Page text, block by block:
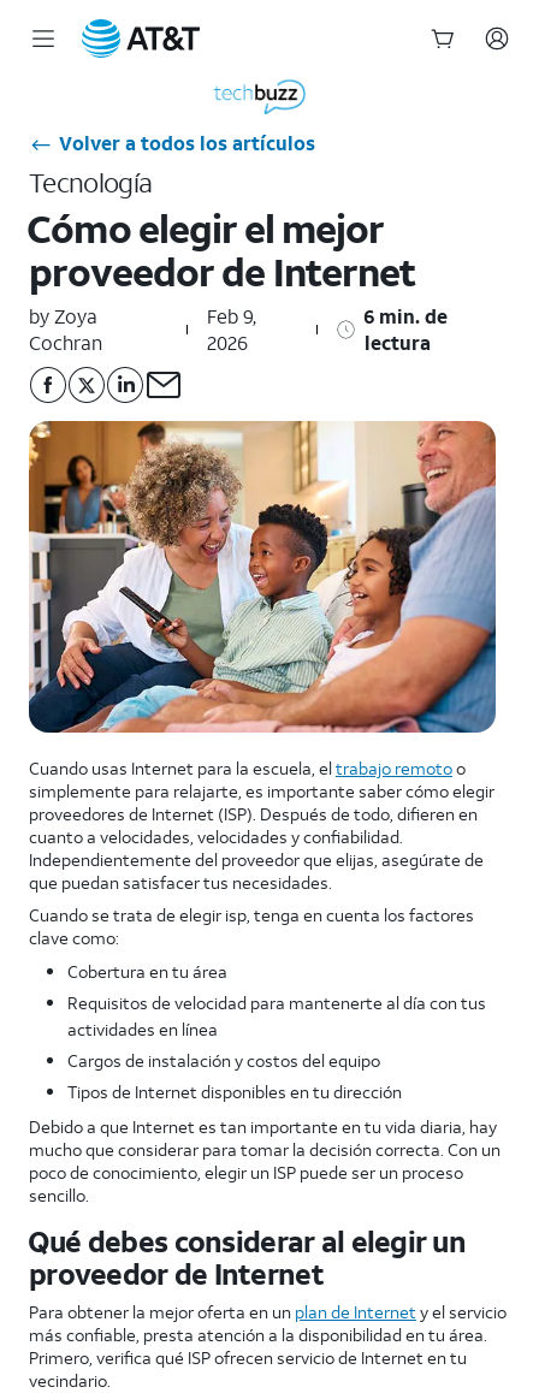
Volver a todos los artículos
Tecnología
Cómo elegir el mejor
proveedor de Internet
by Zoya
Cochran
Feb 9,
2026
6 min. de
lectura
Cuando usas Internet para la escuela, eltrabajo remotoo
simplemente para relajarte, es importante saber cómo elegir
proveedores de Internet (ISP). Después de todo, difieren en
cuanto a velocidades, velocidades y confiabilidad.
Independientemente del proveedor que elijas, asegúrate de
que puedan satisfacer tus necesidades.
Cuando se trata de elegir isp, tenga en cuenta los factores
clave como:
Cobertura en tu área
Requisitos de velocidad para mantenerte al día con tus
actividades en línea
Cargos de instalación y costos del equipo
Tipos de Internet disponibles en tu dirección
Debido a que Internet es tan importante en tu vida diaria, hay
mucho que considerar para tomar la decisión correcta. Con un
poco de conocimiento, elegir un ISP puede ser un proceso
sencillo.
Qué debes considerar al elegir un
proveedor de Internet
Para obtener la mejor oferta en un plan de Internet y el servicio
más confiable, presta atención a la disponibilidad en tu área.
Primero, verifica qué ISP ofrecen servicio de Internet en tu
vecindario.